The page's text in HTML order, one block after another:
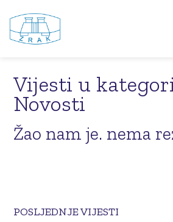
Vijesti u
Novosti
Žao nam je. nema
POSLJEDNJE VIJESTI